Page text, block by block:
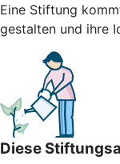
Eine Stiftung
gestalten und ihre
Diese